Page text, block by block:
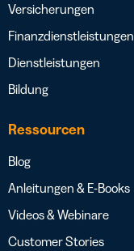
Versicherungen
Finanzdienstleistungen
Dienstleistungen
Bildung
Ressourcen
Blog
Anleitungen & E-Books
Videos & Webinare
Customer Stories